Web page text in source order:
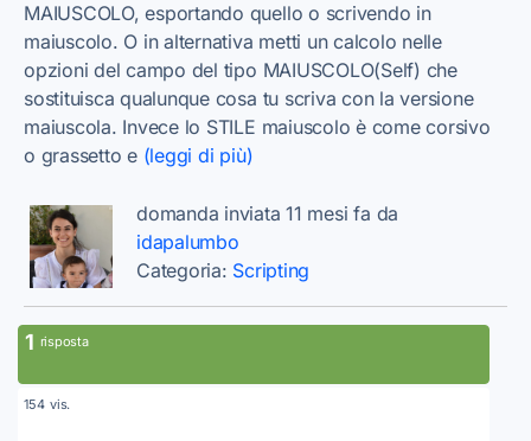
MAIUSCOLO, esportando quello o scrivendo in
maiuscolo. O in alternativa metti un calcolo nelle
opzioni del campo del tipo MAIUSCOLO(Self) che
sostituisca qualunque cosa tu scriva con la versione
maiuscola. Invece lo STILE maiuscolo è come corsivo
o grassetto e (leggi di più)
domanda inviata 11 mesi fa da
idapalumbo
Categoria: Scripting
1 risposta
154 vis.